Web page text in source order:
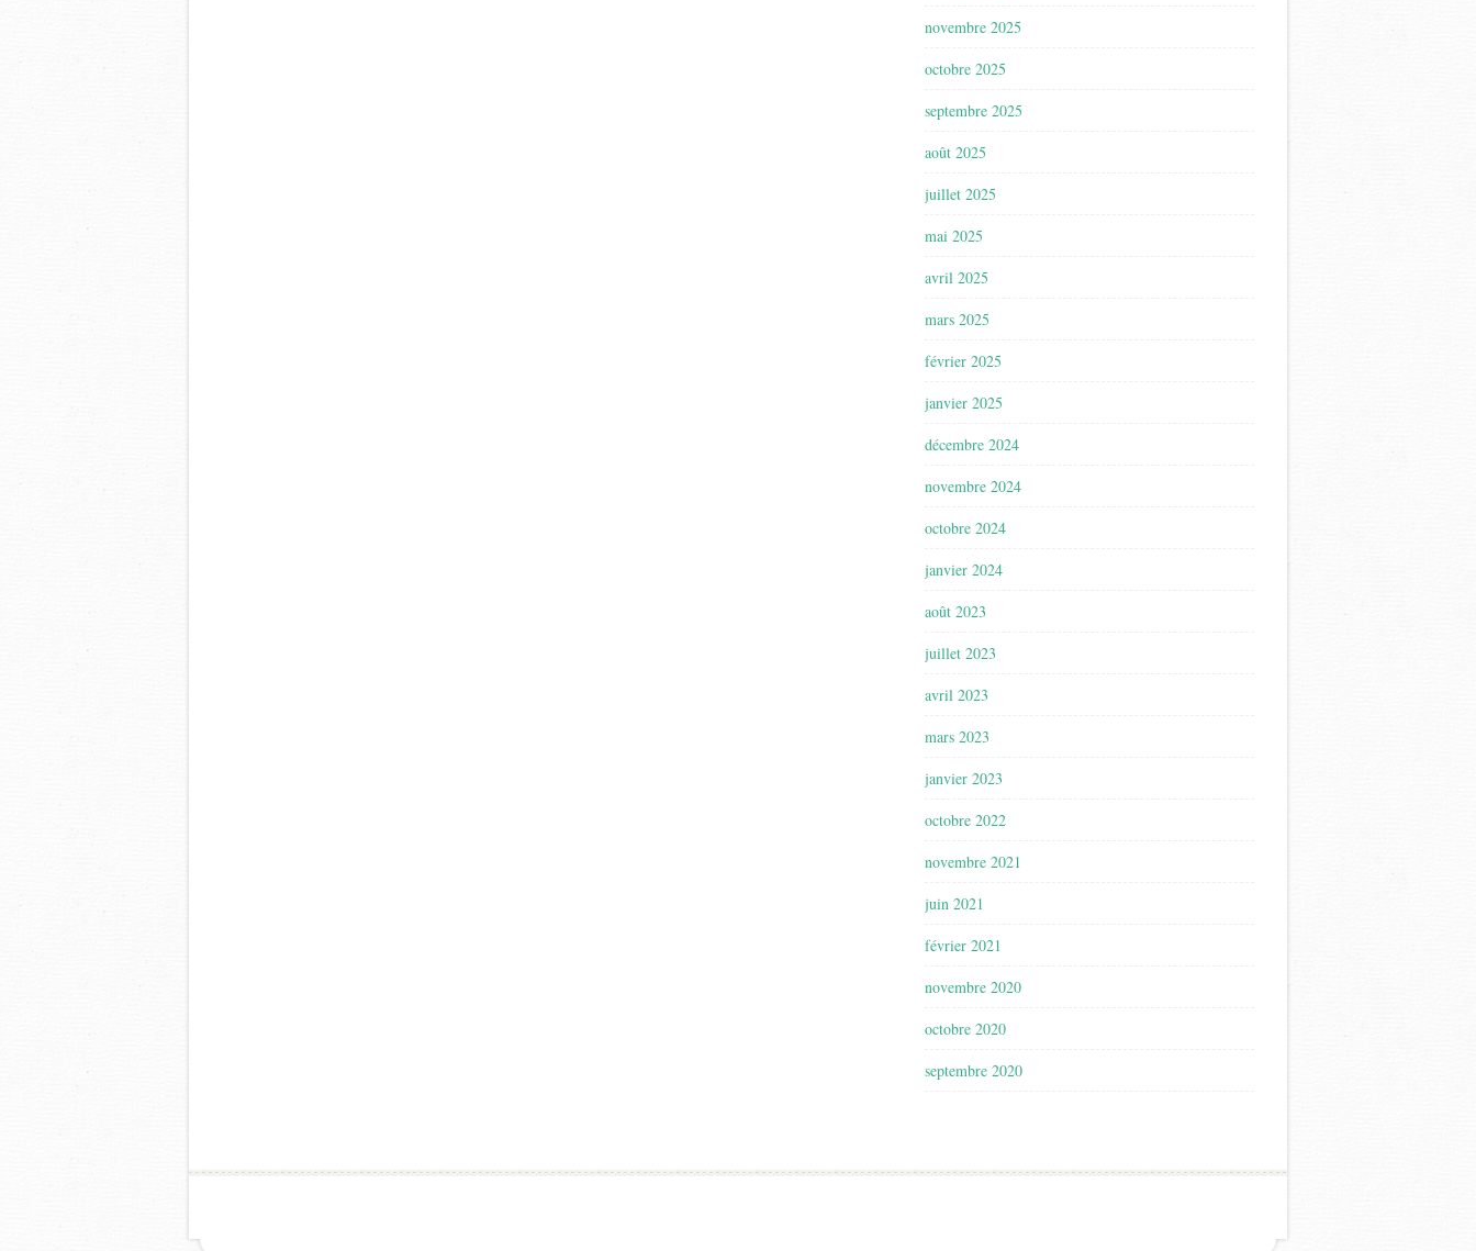
novembre 2025
octobre 2025
septembre 2025
août 2025
juillet 2025
mai 2025
avril 2025
mars 2025
février 2025
janvier 2025
décembre 2024
novembre 2024
octobre 2024
janvier 2024
août 2023
juillet 2023
avril 2023
mars 2023
janvier 2023
octobre 2022
novembre 2021
juin 2021
février 2021
novembre 2020
octobre 2020
septembre 2020